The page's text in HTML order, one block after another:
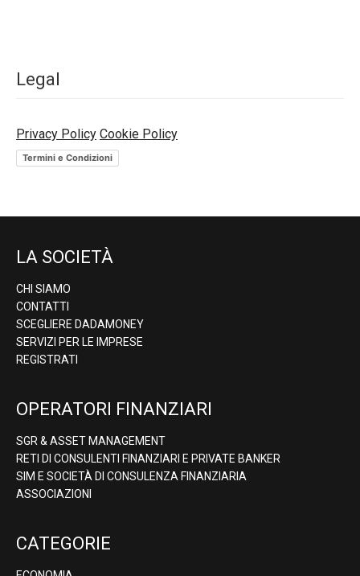
Legal
Privacy Policy Cookie Policy
Termini e Condizioni
LA SOCIETÀ
CHI SIAMO
CONTATTI
SCEGLIERE DADAMONEY
SERVIZI PER LE IMPRESE
REGISTRATI
OPERATORI FINANZIARI
SGR & ASSET MANAGEMENT
RETI DI CONSULENTI FINANZIARI E PRIVATE BANKER
SIM E SOCIETÀ DI CONSULENZA FINANZIARIA
ASSOCIAZIONI
CATEGORIE